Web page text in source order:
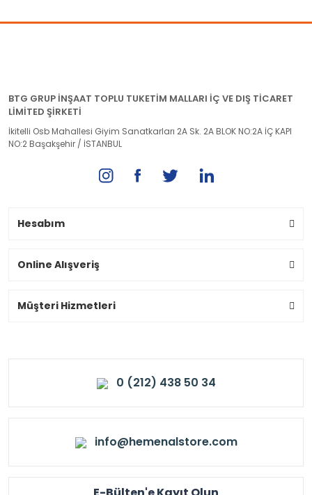
BTG GRUP İNŞAAT TOPLU TUKETİM MALLARI İÇ VE DIŞ TİCARET
LİMİTED ŞİRKETİ
İkitelli Osb Mahallesi Giyim Sanatkarları 2A Sk. 2A BLOK NO:2A İÇ KAPI
NO:2 Başakşehir / İSTANBUL
Hesabım
Online Alışveriş
Müşteri Hizmetleri
0 (212) 438 50 34
info@hemenalstore.com